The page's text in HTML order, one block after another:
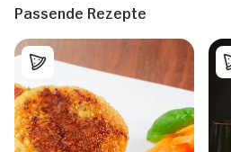
Passende Rezepte